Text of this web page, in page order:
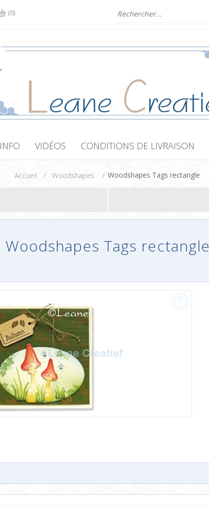
(0)
INFO VIDÉOS CONDITIONS DE LIVRAISON
Accueil / Woodshapes / Woodshapes Tags rectangle
Woodshapes Tags rectangle